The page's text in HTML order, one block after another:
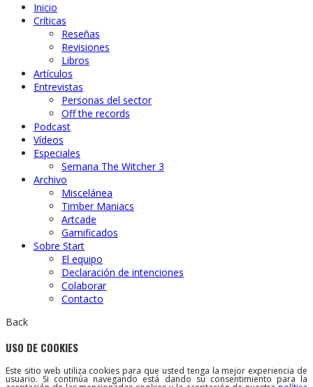
Inicio
Críticas
Reseñas
Revisiones
Libros
Artículos
Entrevistas
Personas del sector
Off the records
Podcast
Vídeos
Especiales
Semana The Witcher 3
Archivo
Miscelánea
Timber Maniacs
Artcade
Gamificados
Sobre Start
El equipo
Declaración de intenciones
Colaborar
Contacto
Back
USO DE COOKIES
Este sitio web utiliza cookies para que usted tenga la mejor experiencia de
usuario. Si continúa navegando está dando su consentimiento para la